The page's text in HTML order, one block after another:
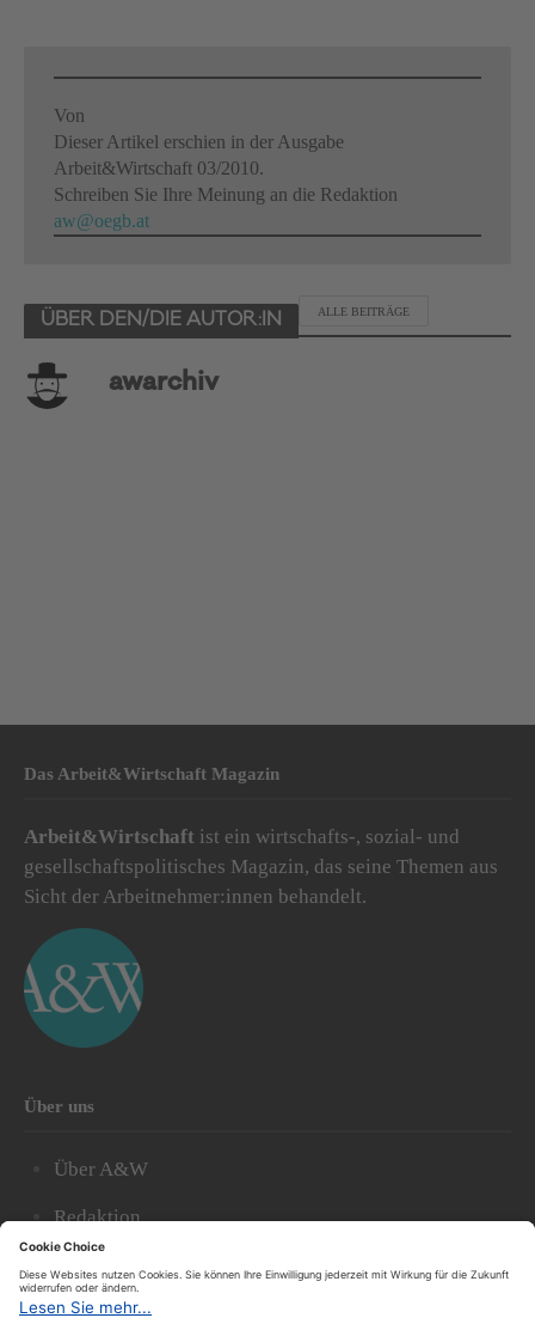
Von
Dieser Artikel erschien in der Ausgabe
Arbeit&Wirtschaft 03/2010.
Schreiben Sie Ihre Meinung an die Redaktion
aw@oegb.at
ÜBER DEN/DIE AUTOR:IN
ALLE BEITRÄGE
awarchiv
Das Arbeit&Wirtschaft Magazin
Arbeit&Wirtschaft ist ein wirtschafts-, sozial- und
gesellschaftspolitisches Magazin, das seine Themen aus
Sicht der Arbeitnehmer:innen behandelt.
Über uns
Über A&W
Redaktion
Archiv